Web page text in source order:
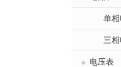
单
三
电压表